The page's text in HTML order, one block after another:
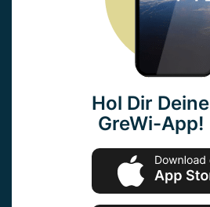
Hol Dir Deine
GreWi-App!